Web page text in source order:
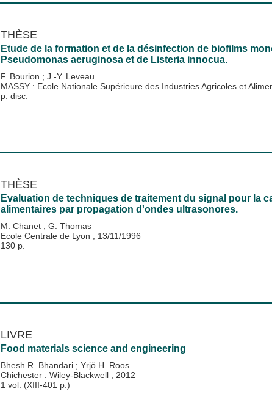
THÈSE
Etude de la formation et de la désinfection de biofilms
Pseudomonas aeruginosa et de Listeria innocua.
F. Bourion ; J.-Y. Leveau
MASSY : Ecole Nationale Supérieure des Industries Agricoles et
p. disc.
THÈSE
Evaluation de techniques de traitement du signal pour la
alimentaires par propagation d'ondes ultrasonores.
M. Chanet ; G. Thomas
Ecole Centrale de Lyon ; 13/11/1996
130 p.
LIVRE
Food materials science and engineering
Bhesh R. Bhandari ; Yrjö H. Roos
Chichester : Wiley-Blackwell ; 2012
1 vol. (XIII-401 p.)